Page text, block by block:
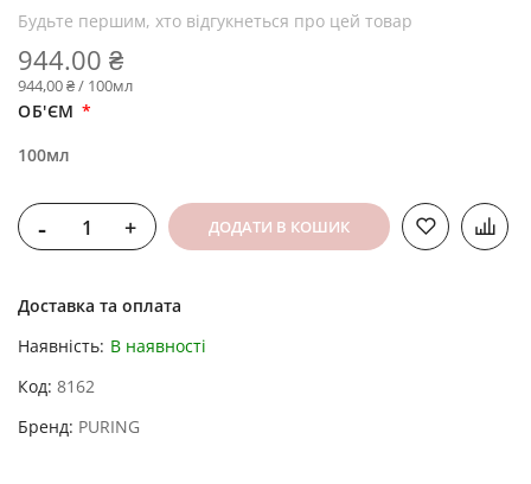
Будьте першим, хто відгукнеться про цей товар
944.00 ₴
944,00 ₴ / 100мл
ОБ'ЄМ
100мл
- + ДОДАТИ В КОШИК
Доставка та оплата
Наявність: В наявності
Код 8162
Бренд PURING